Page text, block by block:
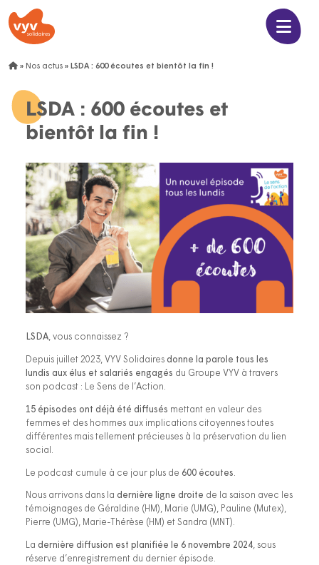
» Nos actus » LSDA : 600 écoutes et bientôt la fin !
LSDA : 600 écoutes et
bientôt la fin !
LSDA, vous connaissez ?
Depuis juillet 2023, VYV Solidaires donne la parole tous les
lundis aux élus et salariés engagés du Groupe VYV à travers
son podcast : Le Sens de l’Action.
15 épisodes ont déjà été diffusés mettant en valeur des
femmes et des hommes aux implications citoyennes toutes
différentes mais tellement précieuses à la préservation du lien
social.
Le podcast cumule à ce jour plus de 600 écoutes
Nous arrivons dans la dernière ligne droite de la saison avec les
témoignages de Géraldine (HM), Marie (UMG), Pauline (Mutex),
Pierre (UMG), Marie-Thérèse (HM) et Sandra (MNT).
La dernière diffusion est planifiée le 6 novembre 2024, sous
réserve d’enregistrement du dernier épisode.